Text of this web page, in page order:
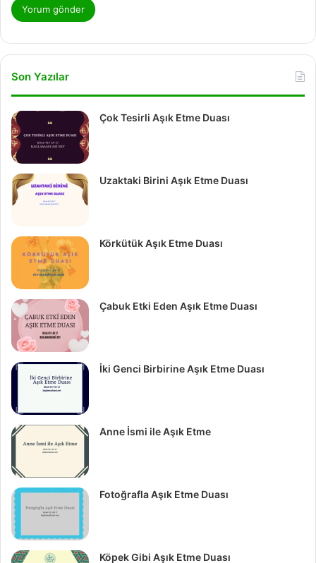
Son Yazılar
Çok Tesirli Aşık Etme Duası
Uzaktaki Birini Aşık Etme Duası
Körkütük Aşık Etme Duası
Çabuk Etki Eden Aşık Etme Duası
İki Genci Birbirine Aşık Etme Duası
Anne İsmi ile Aşık Etme
Fotoğrafla Aşık Etme Duası
Köpek Gibi Aşık Etme Duası